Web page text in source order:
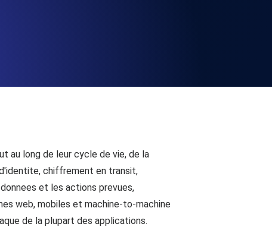
des enregistrements et alertes.
MCP
au long de leur cycle de vie, de la
chiffrement en transit,
et les actions prevues,
web, mobiles et machine-to-machine
de la plupart des applications.